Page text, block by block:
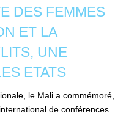
DES FEMMES
ET LA
UNE
ETATS
le Mali a commémoré,
de conférences